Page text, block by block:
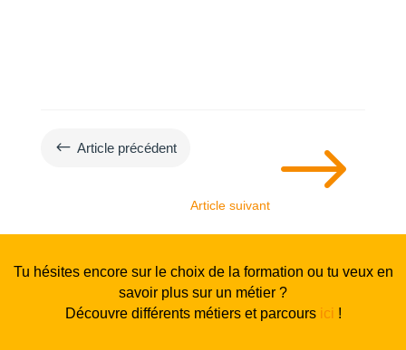
# Article précédent
Article suivant $
Tu hésites encore sur le choix de la formation ou tu veux en
savoir plus sur un métier ?
Découvre différents métiers et parcours ici !